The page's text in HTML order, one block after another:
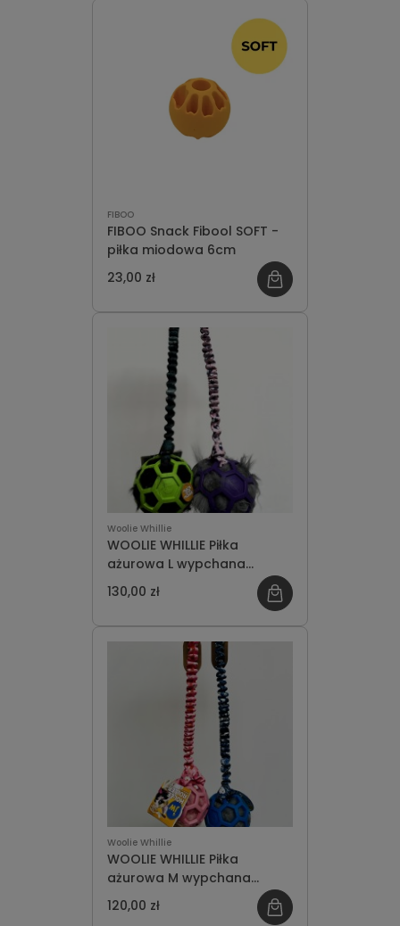
FIBOO
FIBOO Snack Fibool SOFT -
piłka miodowa 6cm
23,00 zł
Woolie Whillie
WOOLIE WHILLIE Piłka
ażurowa L wypchana
futrem z super długą rączką
130,00 zł
Woolie Whillie
WOOLIE WHILLIE Piłka
ażurowa M wypchana
futrem z super długą rączką
120,00 zł